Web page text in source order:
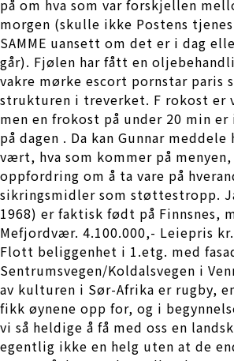
på om hva som var forskjellen
morgen (skulle ikke Postens
SAMME uansett om det er i dag
går). Fjølen har fått en
vakre mørke escort pornstar paris
strukturen i treverket. F rokost er
men en frokost på under 20 min
på dagen . Da kan Gunnar meddele
vært, hva som kommer på
oppfordring om å ta vare på
sikringsmidler som støttestropp.
1968) er faktisk født på Finnsnes,
Mefjordvær. 4.100.000,- Leiepris
Flott beliggenhet i 1.etg. med
Sentrumsvegen/Koldalsvegen i
av kulturen i Sør-Afrika er rugby,
fikk øynene opp for, og i
vi så heldige å få med oss en
egentlig ikke en helg uten at de